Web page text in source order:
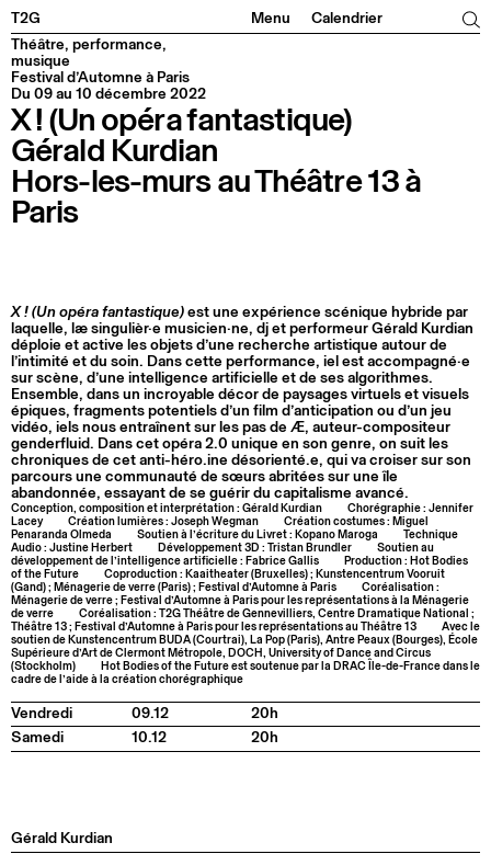
T2G Menu Calendrier
Facebook
Linkedin
Théâtre, performance,
musique
Festival d’Automne à Paris
Du 09 au 10 décembre 2022
X ! (Un opéra fantastique)
Gérald Kurdian
Hors-les-murs au Théâtre 13 à
Paris
X ! (Un opéra fantastique) est une expérience scénique hybride par
laquelle, læ singulièr·e musicien·ne, dj et performeur Gérald Kurdian
déploie et active les objets d’une recherche artistique autour de
l’intimité et du soin. Dans cette performance, iel est accompagné·e
sur scène, d’une intelligence artificielle et de ses algorithmes.
Ensemble, dans un incroyable décor de paysages virtuels et visuels
épiques, fragments potentiels d’un film d’anticipation ou d’un jeu
vidéo, iels nous entraînent sur les pas de Æ, auteur-compositeur
genderfluid. Dans cet opéra 2.0 unique en son genre, on suit les
chroniques de cet anti-héro.ine désorienté.e, qui va croiser sur son
parcours une communauté de sœurs abritées sur une île
abandonnée, essayant de se guérir du capitalisme avancé.
Conception, composition et interprétation : Gérald Kurdian
Chorégraphie : Jennifer
Lacey
Création lumières : Joseph Wegman
Création costumes : Miguel
Penaranda Olmeda
Soutien à l’écriture du Livret : Kopano Maroga
Technique
Audio : Justine Herbert
Développement 3D : Tristan Brundler
Soutien au
développement de l’intelligence artificielle : Fabrice Gallis
Production : Hot Bodies
of the Future
Coproduction : Kaaitheater (Bruxelles) ; Kunstencentrum Vooruit
(Gand) ; Ménagerie de verre (Paris) ; Festival d’Automne à Paris
Coréalisation :
Ménagerie de verre ; Festival d’Automne à Paris pour les représentations à la Ménagerie
de verre
Coréalisation : T2G Théâtre de Gennevilliers, Centre Dramatique National ;
Théâtre 13 ; Festival d’Automne à Paris pour les représentations au Théâtre 13
Avec le
soutien de Kunstencentrum BUDA (Courtrai), La Pop (Paris), Antre Peaux (Bourges), École
Supérieure d’Art de Clermont Métropole, DOCH, University of Dance and Circus
(Stockholm)
Hot Bodies of the Future est soutenue par la DRAC Île-de-France dans le
cadre de l’aide à la création chorégraphique
Vendredi 09.12
20h
Samedi
10.12 20h
Gérald Kurdian